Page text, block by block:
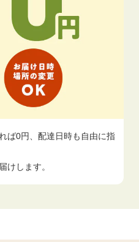
ば0円、配達日時も自由に指
けします。